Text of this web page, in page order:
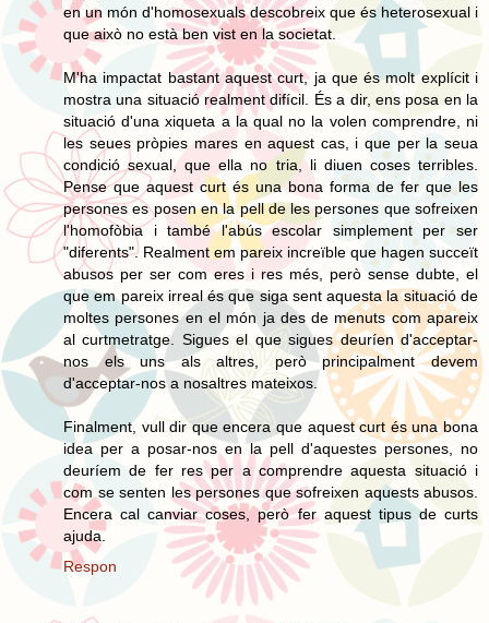
en un món d'homosexuals descobreix que és heterosexual i
que això no està ben vist en la societat.
M'ha impactat bastant aquest curt, ja que és molt explícit i
mostra una situació realment difícil. És a dir, ens posa en la
situació d'una xiqueta a la qual no la volen comprendre, ni
les seues pròpies mares en aquest cas, i que per la seua
condició sexual, que ella no tria, li diuen coses terribles.
Pense que aquest curt és una bona forma de fer que les
persones es posen en la pell de les persones que sofreixen
l'homofòbia i també l'abús escolar simplement per ser
"diferents". Realment em pareix increïble que hagen succeït
abusos per ser com eres i res més, però sense dubte, el
que em pareix irreal és que siga sent aquesta la situació de
moltes persones en el món ja des de menuts com apareix
al curtmetratge. Sigues el que sigues deuríen d'acceptar-
nos els uns als altres, però principalment devem
d'acceptar-nos a nosaltres mateixos.
Finalment, vull dir que encera que aquest curt és una bona
idea per a posar-nos en la pell d'aquestes persones, no
deuríem de fer res per a comprendre aquesta situació i
com se senten les persones que sofreixen aquests abusos.
Encera cal canviar coses, però fer aquest tipus de curts
ajuda.
Respon